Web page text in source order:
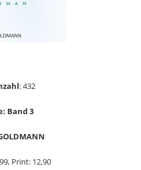
: 432
Band 3
Print: 12,90